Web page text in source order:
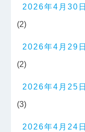
2026年4月30日
(2)
2026年4月29日
(2)
2026年4月25日
(3)
2026年4月24日